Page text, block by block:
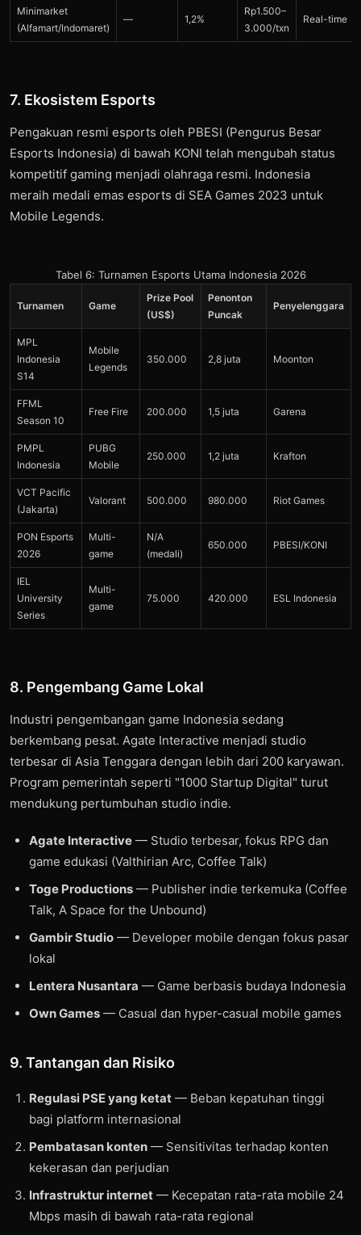
Minimarket
(Alfamart/Indomaret)
— 1,2%
Rp1.500–
3.000/txn
Real-time
7. Ekosistem Esports
Pengakuan resmi esports oleh PBESI (Pengurus Besar
Esports Indonesia) di bawah KONI telah mengubah status
kompetitif gaming menjadi olahraga resmi. Indonesia
meraih medali emas esports di SEA Games 2023 untuk
Mobile Legends.
Tabel 6: Turnamen Esports Utama Indonesia 2026
Turnamen Game
Prize Pool
(US$)
Penonton
Puncak
Penyelenggara
MPL
Indonesia
S14
Mobile
Legends
350.000 2,8 juta Moonton
FFML
Season 10
Free Fire 200.000 1,5 juta Garena
PMPL
Indonesia
PUBG
Mobile
250.000 1,2 juta Krafton
VCT Pacific
(Jakarta)
Valorant 500.000 980.000 Riot Games
PON Esports
2026
Multi-
game
N/A
(medali)
650.000 PBESI/KONI
IEL
University
Series
Multi-
game
75.000 420.000 ESL Indonesia
8. Pengembang Game Lokal
Industri pengembangan game Indonesia sedang
berkembang pesat. Agate Interactive menjadi studio
terbesar di Asia Tenggara dengan lebih dari 200 karyawan.
Program pemerintah seperti "1000 Startup Digital" turut
mendukung pertumbuhan studio indie.
Agate Interactive — Studio terbesar, fokus RPG dan
game edukasi (Valthirian Arc, Coffee Talk)
Toge Productions — Publisher indie terkemuka (Coffee
Talk, A Space for the Unbound)
Gambir Studio — Developer mobile dengan fokus pasar
lokal
Lentera Nusantara — Game berbasis budaya Indonesia
Own Games — Casual dan hyper-casual mobile games
9. Tantangan dan Risiko
Regulasi PSE yang ketat — Beban kepatuhan tinggi
bagi platform internasional
Pembatasan konten — Sensitivitas terhadap konten
kekerasan dan perjudian
Infrastruktur internet — Kecepatan rata-rata mobile 24
Mbps masih di bawah rata-rata regional